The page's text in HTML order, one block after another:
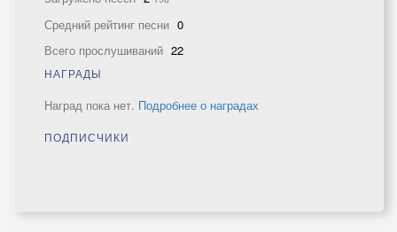
Средний рейтинг песни 0
Всего прослушиваний 22
НАГРАДЫ
Наград пока нет. Подробнее о наградах
ПОДПИСЧИКИ